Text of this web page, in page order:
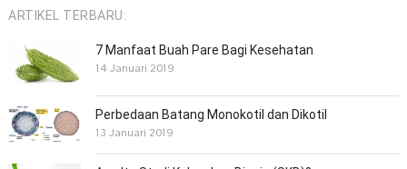
ARTIKEL TERBARU:
7 Manfaat Buah Pare Bagi Kesehatan
14 Januari 2019
Perbedaan Batang Monokotil dan Dikotil
13 Januari 2019